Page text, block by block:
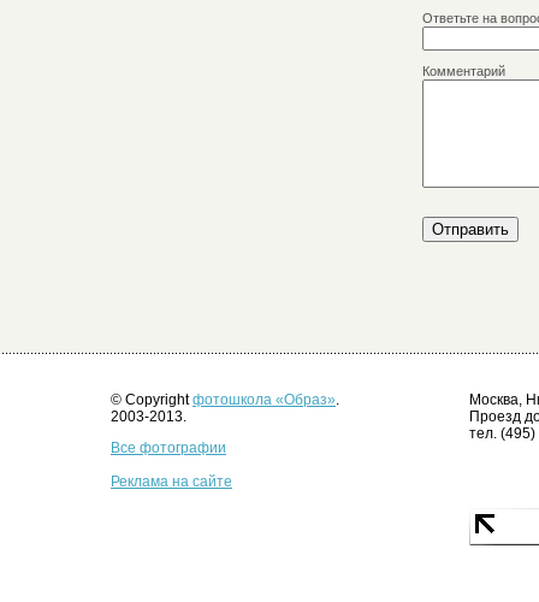
Ответьте на
Комментарий
© Copyrightфотошкола «Образ».
2003-2013.
Все фотографии
Реклама на сайте
Москва,
Проезд
тел.